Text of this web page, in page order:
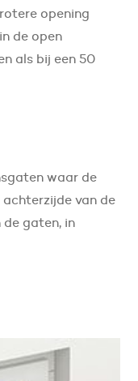
opening
de open
als bij een 50
waar de
van de
gaten, in